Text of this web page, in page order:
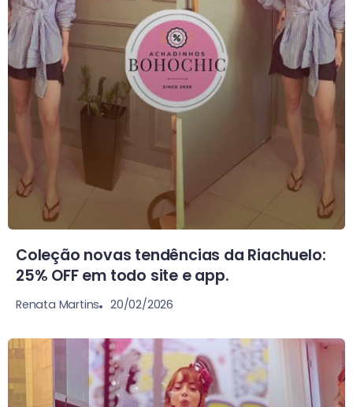
Coleção novas tendências da Riachuelo:
25% OFF em todo site e app.
Renata Martins 20/02/2026